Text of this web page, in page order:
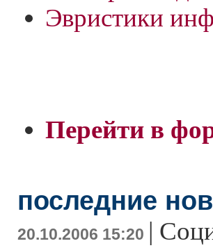
Эвристики
Перейти в
последние
20.10.2006 15:20 |